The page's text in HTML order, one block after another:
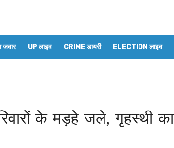
जवार UP लाइव CRIME डायरी ELECTION लाइव
के मड़हे जले, गृहस्थी का